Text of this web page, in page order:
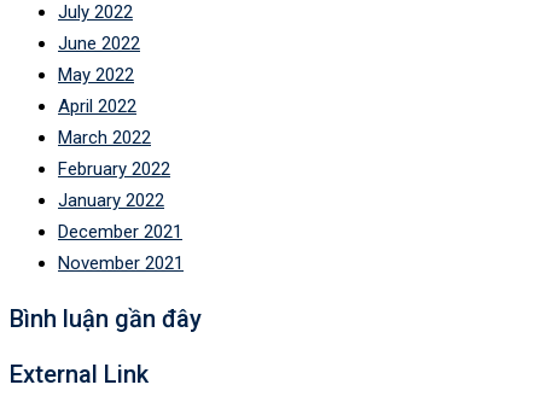
July 2022
June 2022
May 2022
April 2022
March 2022
February 2022
January 2022
December 2021
November 2021
Bình luận gần đây
External Link